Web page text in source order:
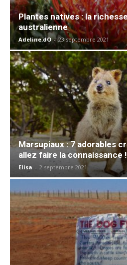
Plantes natives : la
australienne
Adeline.dO - 23 septembre 2021
Marsupiaux : 7 adorables
allez faire la connaissance !
Elisa - 2 septembre 2021